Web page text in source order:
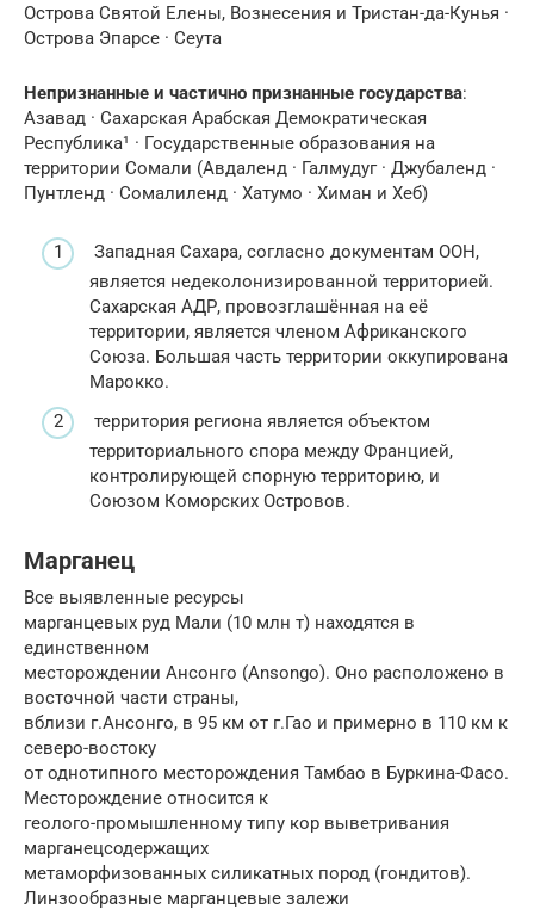
Острова Святой Елены, Вознесения и Тристан-да-Кунья ·
Острова Эпарсе · Сеута
Непризнанные и частично признанные государства:
Азавад · Сахарская Арабская Демократическая
Республика¹ · Государственные образования на
территории Сомали (Авдаленд · Галмудуг · Джубаленд ·
Пунтленд · Сомалиленд · Хатумо · Химан и Хеб)
Западная Сахара, согласно документам ООН,
является недеколонизированной территорией.
Сахарская АДР, провозглашённая на её
территории, является членом Африканского
Союза. Большая часть территории оккупирована
Марокко.
территория региона является объектом
территориального спора между Францией,
контролирующей спорную территорию, и
Союзом Коморских Островов.
Марганец
Все выявленные ресурсы
марганцевых руд Мали (10 млн т) находятся в
единственном
месторождении Ансонго (Ansongo). Оно расположено в
восточной части страны,
вблизи г.Ансонго, в 95 км от г.Гао и примерно в 110 км к
северо-востоку
от однотипного месторождения Тамбао в Буркина-Фасо.
Месторождение относится к
геолого-промышленному типу кор выветривания
марганецсодержащих
метаморфизованных силикатных пород (гондитов).
Линзообразные марганцевые залежи